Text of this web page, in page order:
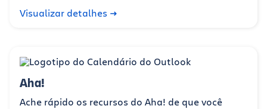
Visualizar detalhes
Aha!
Ache rápido os recursos do Aha! de que você